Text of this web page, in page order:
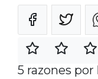
5 razones